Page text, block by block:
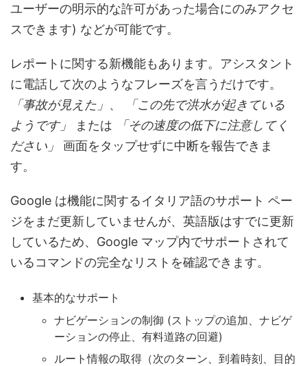
ユーザーの明示的な許可があった場合にのみアクセ
スできます) などが可能です。
レポートに関する新機能もあります。アシスタント
に電話して次のようなフレーズを言うだけです。
「事故が見えた」 、
「この先で洪水が起きている
ようです」
または
「その速度の低下に注意してく
ださい」
画面をタップせずに中断を報告できま
す。
Google は機能に関するイタリア語のサポート ペー
ジをまだ更新していませんが、英語版はすでに更新
しているため、Google マップ内でサポートされて
いるコマンドの完全なリストを確認できます。
基本的なサポート
ナビゲーションの制御 (ストップの追加、ナビゲ
ーションの停止、有料道路の回避)
ルート情報の取得（次のターン、到着時刻、目的